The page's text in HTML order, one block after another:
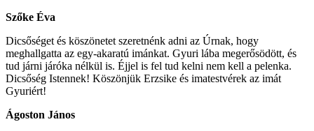
Szőke Éva
Dicsőséget és köszönetet szeretnénk adni az Úrnak, hogy
meghallgatta az egy-akaratú imánkat. Gyuri lába megerősödött, és
tud járni járóka nélkül is. Éjjel is fel tud kelni nem kell a pelenka.
Dicsőség Istennek! Köszönjük Erzsike és imatestvérek az imát
Gyuriért!
Ágoston János